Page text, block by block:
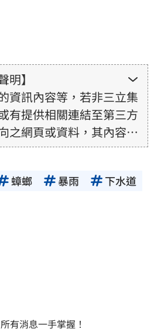
明】
資訊內容等，若非三立集
有提供相關連結至第三方
之網頁或資料，其內容均
相關權利均為該網站、內
即時性、完整性或合法
供的資訊內容，若其著作
蟑螂 暴雨
下水道
有消息一手掌握！